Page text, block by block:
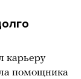
карьеру
помощника